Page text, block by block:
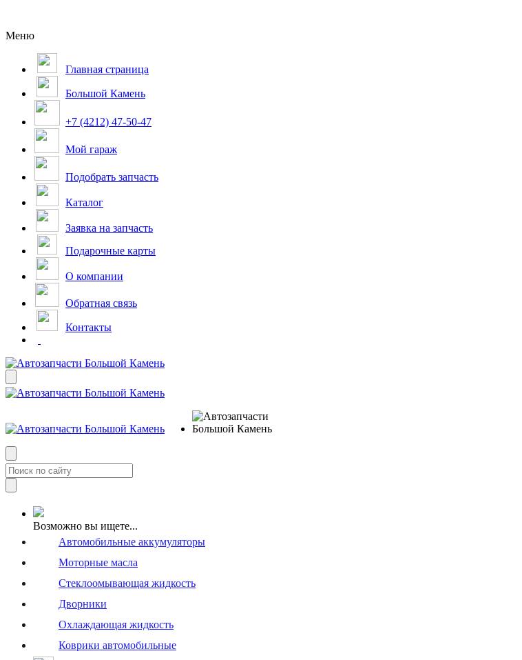
Меню
Главная страница
Большой Камень
+7 (4212) 47-50-47
Мой гараж
Подобрать запчасть
Каталог
Заявка на запчасть
Подарочные карты
О компании
Обратная связь
Контакты
Возможно вы ищете...
Автомобильные аккумуляторы
Моторные масла
Стеклоомывающая жидкость
Дворники
Охлаждающая жидкость
Коврики автомобильные